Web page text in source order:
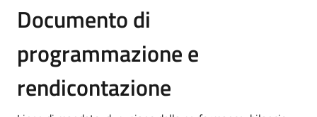
Documento di
programmazione e
rendicontazione